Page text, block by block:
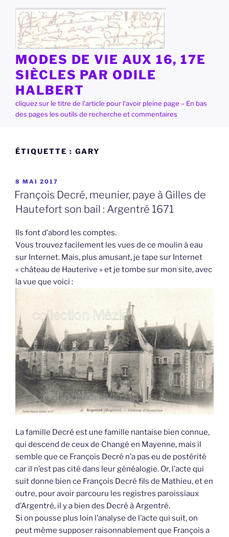
contenu
principal
MODES DE VIE AUX 16, 17E
SIÈCLES PAR ODILE
HALBERT
cliquez sur le titre de l'article pour l'avoir pleine page – En bas
des pages les outils de recherche et commentaires
ÉTIQUETTE : GARY
PUBLIÉ
LE
8 MAI 2017
François Decré, meunier, paye à Gilles de
Hautefort son bail : Argentré 1671
Ils font d’abord les comptes.
Vous trouvez facilement les vues de ce moulin à eau
sur Internet. Mais, plus amusant, je tape sur Internet
« château de Hauterive » et je tombe sur mon site, avec
la vue que voici :
La famille Decré est une famille nantaise bien connue,
qui descend de ceux de Changé en Mayenne, mais il
semble que ce François Decré n’a pas eu de postérité
car il n’est pas cité dans leur généalogie. Or, l’acte qui
suit donne bien ce François Decré fils de Mathieu, et en
outre, pour avoir parcouru les registres paroissiaux
d’Argentré, il y a bien des Decré à Argentré.
Si on pousse plus loin l’analyse de l’acte qui suit, on
peut même supposer raisonnablement que François a